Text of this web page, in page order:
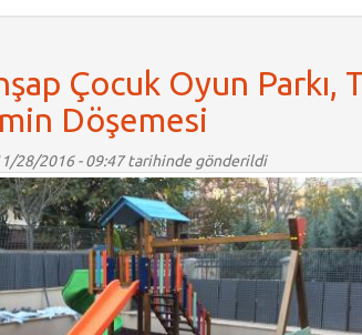
Çocuk Oyun Parkı,
Döşemesi
28/2016 - 09:47 tarihinde gönderildi